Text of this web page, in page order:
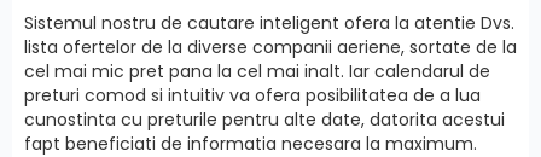
Sistemul nostru de cautare inteligent ofera la atentie Dvs.
lista ofertelor de la diverse companii aeriene, sortate de la
cel mai mic pret pana la cel mai inalt. Iar calendarul de
preturi comod si intuitiv va ofera posibilitatea de a lua
cunostinta cu preturile pentru alte date, datorita acestui
fapt beneficiati de informatia necesara la maximum.